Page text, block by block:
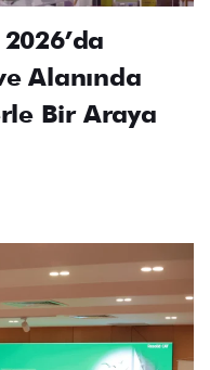
Alanında
Bir Araya